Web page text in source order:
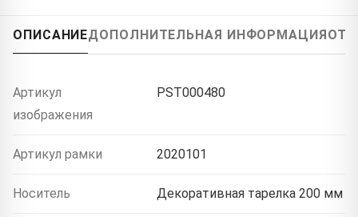
ОПИСАНИЕДОПОЛНИТЕЛЬНАЯ ИНФОРМАЦИЯ
Артикул
изображения
PST000480
Артикул рамки 2020101
Носитель Декоративная тарелка 200 мм